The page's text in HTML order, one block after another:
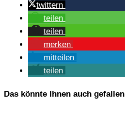
twit­tern
tei­len
tei­len
mer­ken
mit­tei­len
tei­len
Das könnte Ihnen auch gefallen